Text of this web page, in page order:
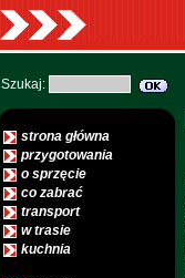
Szukaj:
strona główna
przygotowania
o sprzęcie
co zabrać
transport
w trasie
kuchnia